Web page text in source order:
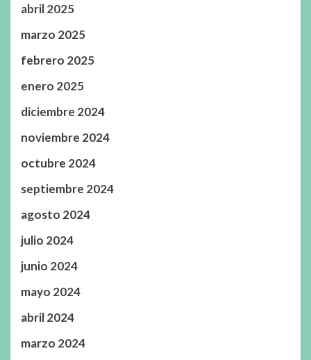
abril 2025
marzo 2025
febrero 2025
enero 2025
diciembre 2024
noviembre 2024
octubre 2024
septiembre 2024
agosto 2024
julio 2024
junio 2024
mayo 2024
abril 2024
marzo 2024